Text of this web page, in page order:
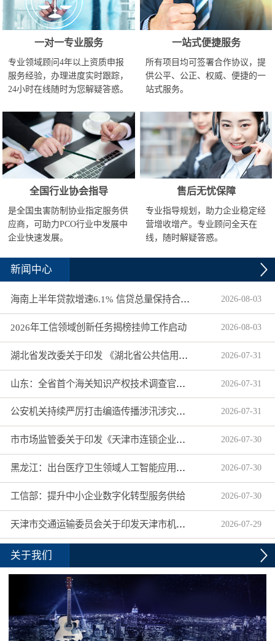
一对一专业服务
专业领域顾问4年以上资质申报
服务经验，办理进度实时跟踪，
24小时在线随时为您解疑答惑。
一站式便捷服务
所有项目均可签署合作协议，提
供公平、公正、权威、便捷的一
站式服务。
全国行业协会指导
是全国虫害防制协业指定服务供
应商，可助力PCO行业中发展中
企业快速发展。
售后无忧保障
专业指导规划，助力企业稳定经
营增收增产。专业顾问全天在
线，随时解疑答惑。
新闻中心
海南上半年贷款增速6.1% 信贷总量保持合理平稳增长 2026-08-03
2026年工信领域创新任务揭榜挂帅工作启动 2026-08-03
湖北省发改委关于印发 《湖北省公共信用信息目录（2026年版）》的通知 2026-07-31
山东：全省首个海关知识产权技术调查官制度落地济南自贸片区 2026-07-31
公安机关持续严厉打击编造传播涉汛涉灾网络谣言 2026-07-31
市市场监管委关于印发《天津市连锁企业食品经营许可“先证后核”信用承诺审批实施办法》的通知 2026-07-30
黑龙江：出台医疗卫生领域人工智能应用工作实施方案 2026-07-30
工信部：提升中小企业数字化转型服务供给 2026-07-30
天津市交通运输委员会关于印发天津市机动车驾驶员培训机构及教练员综合信用评价管理办法的通知 2026-07-29
关于我们